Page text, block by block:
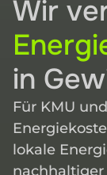
in
Für KMU
lokale
nachhaltiger